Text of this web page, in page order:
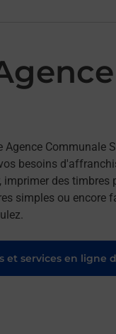
Communale
besoins
imprimer des
simples ou encore
et services en ligne